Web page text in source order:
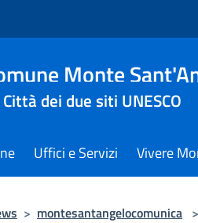
Monte
dei due siti UNESCO
Uffici e Servizi Vivere
> montesantangelocomunica >